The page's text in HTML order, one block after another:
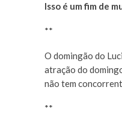
Isso é um fim de
**
O domingão do
atração do
não tem
**